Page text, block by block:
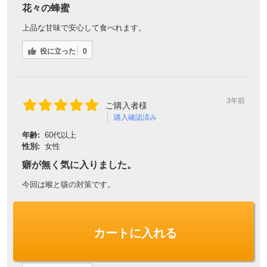
花々の蜂蜜
上品な甘味で安心して食べれます。
役に立った 0
ご購入者様
購入確認済み
3年前
年齢: 60代以上
性別: 女性
癖が無く気に入りました。
今回は喉と咳の対策です。
カートに入れる